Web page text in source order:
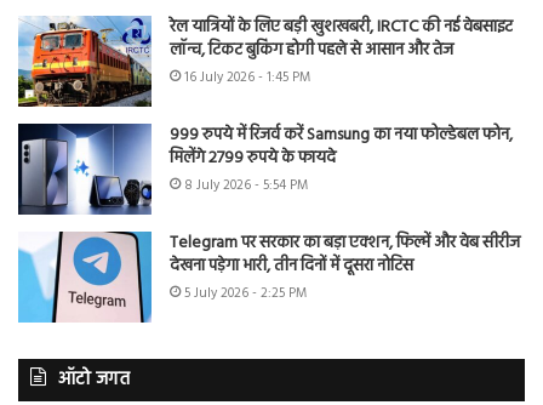
रेल यात्रियों के लिए बड़ी खुशखबरी, IRCTC की नई वेबसाइट
लॉन्च, टिकट बुकिंग होगी पहले से आसान और तेज
16 July 2026 - 1:45 PM
999 रुपये में रिजर्व करें Samsung का नया फोल्डेबल फोन,
मिलेंगे 2799 रुपये के फायदे
8 July 2026 - 5:54 PM
Telegram पर सरकार का बड़ा एक्शन, फिल्में और वेब सीरीज
देखना पड़ेगा भारी, तीन दिनों में दूसरा नोटिस
5 July 2026 - 2:25 PM
ऑटो जगत